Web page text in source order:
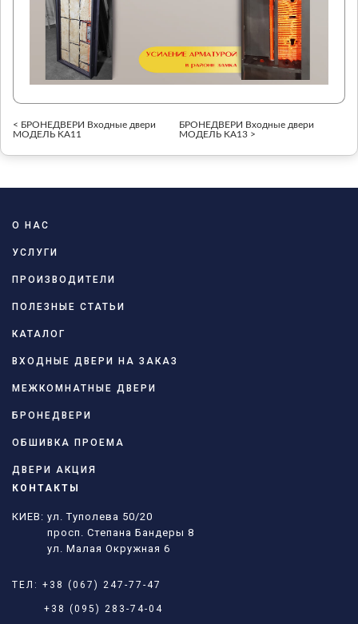
< БРОНЕДВЕРИ Входные двери
МОДЕЛЬ KA11
БРОНЕДВЕРИ Входные двери
МОДЕЛЬ KA13 >
О НАС
УСЛУГИ
ПРОИЗВОДИТЕЛИ
ПОЛЕЗНЫЕ СТАТЬИ
КАТАЛОГ
ВХОДНЫЕ ДВЕРИ НА ЗАКАЗ
МЕЖКОМНАТНЫЕ ДВЕРИ
БРОНЕДВЕРИ
ОБШИВКА ПРОЕМА
ДВЕРИ АКЦИЯ
КОНТАКТЫ
КИЕВ: ул. Туполева 50/20
просп. Степана Бандеры 8
ул. Малая Окружная 6
ТЕЛ: +38 (067) 247-77-47
+38 (095) 283-74-04